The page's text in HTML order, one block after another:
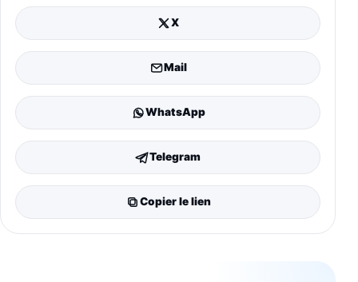
X
Mail
WhatsApp
Telegram
Copier le lien